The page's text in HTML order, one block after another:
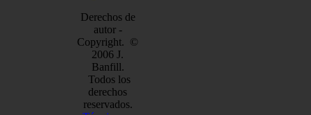
Derechos de
autor -
Copyright. ©
2006 J.
Banfill.
Todos los
derechos
reservados.